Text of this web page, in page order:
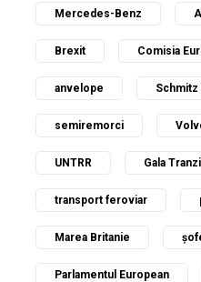
Mercedes-Benz
Brexit Comisia
anvelope Schmitz
semiremorci
UNTRR Gala
transport feroviar
Marea Britanie
Parlamentul European